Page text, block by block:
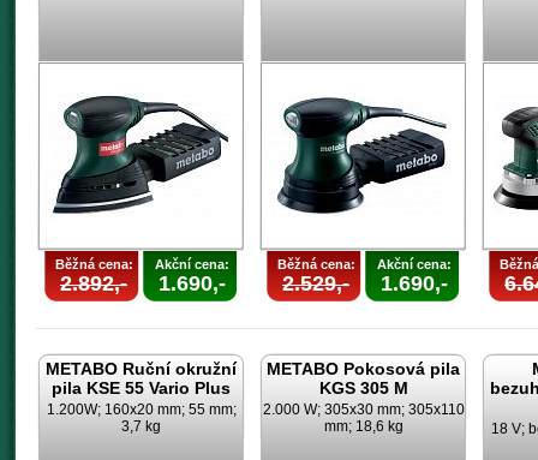
Běžná cena:
2.892,-
Akční cena:
1.690,-
Běžná cena:
2.529,-
Akční cena:
1.690,-
METABO Ruční okružní
pila KSE 55 Vario Plus
1.200W; 160x20 mm; 55 mm;
3,7 kg
METABO Pokosová pila
KGS 305 M
2.000 W; 305x30 mm; 305x110
mm; 18,6 kg
18 V;